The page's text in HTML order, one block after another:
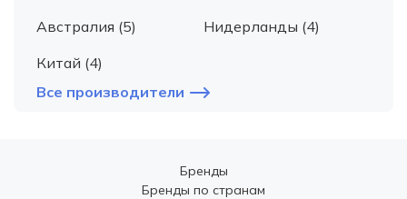
Австралия (5)
Нидерланды (4)
Китай (4)
Все производители
Бренды
Бренды по странам